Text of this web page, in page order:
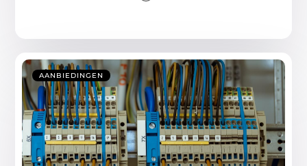
AANBIEDINGEN